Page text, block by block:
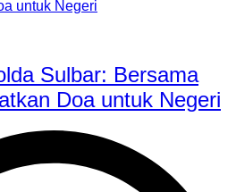
Sulbar: Bersama
Doa untuk Negeri